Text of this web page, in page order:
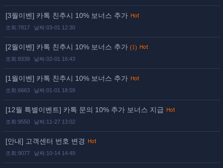
[3월이벤] 카톡 친추시 10% 보너스 추가
조회:7817 날짜:03-01 12:30
[2월이벤] 카톡 친추시 10% 보너스 추가 (1)
조회:8339 날짜:02-01 16:43
[1월이벤] 카톡 친추시 10% 보너스 추가
조회:6663 날짜:01-01 18:59
[12월 특별이벤트] 카톡 문의 10% 추가 보너스 지급
조회:9550 날짜:11-27 13:02
[안내] 고객센터 번호 변경
조회:9077 날짜:10-14 14:49